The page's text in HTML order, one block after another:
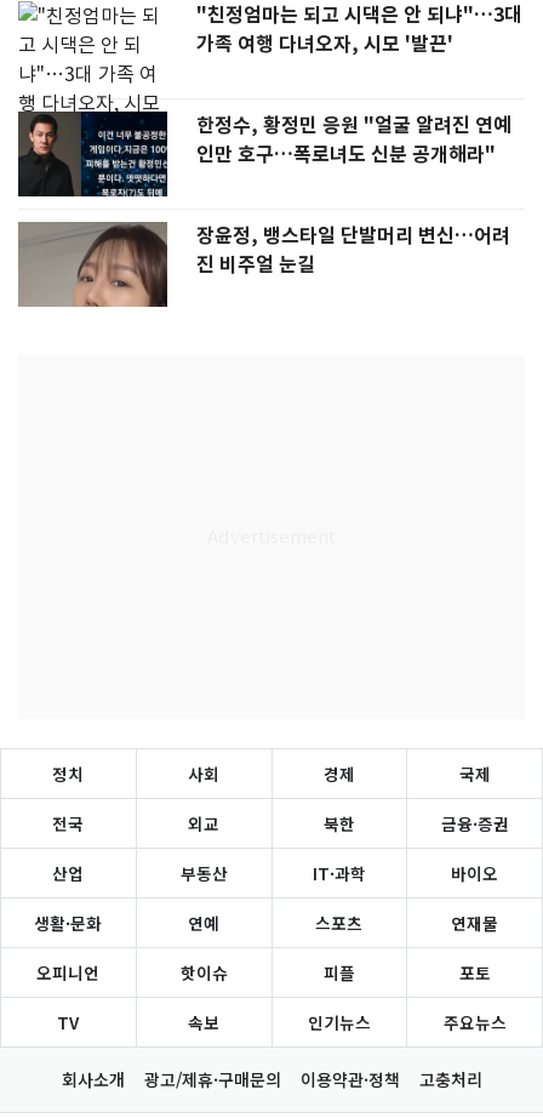
"친정엄마는 되고 시댁은 안 되냐"…3대
가족 여행 다녀오자, 시모 '발끈'
한정수, 황정민 응원 "얼굴 알려진 연예
인만 호구…폭로녀도 신분 공개해라"
장윤정, 뱅스타일 단발머리 변신…어려
진 비주얼 눈길
정치 사회 경제 국제
전국 외교 북한 금융·증권
산업 부동산 IT·과학 바이오
생활·문화 연예 스포츠 연재물
오피니언 핫이슈 피플 포토
TV 속보 인기뉴스 주요뉴스
회사소개 광고/제휴·구매문의 이용약관·정책 고충처리